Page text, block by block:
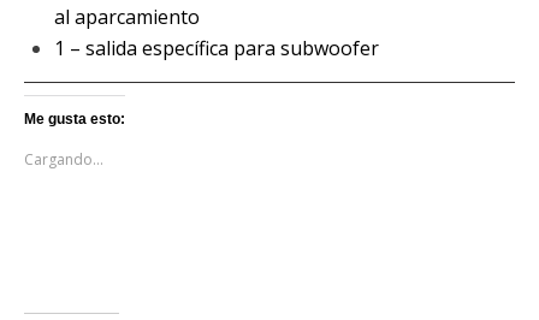
al aparcamiento
1 – salida específica para subwoofer
Me gusta esto:
Cargando...